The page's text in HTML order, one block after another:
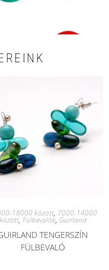
18000 között, 7000-14000
között, Fülbevalók, Guirland
TENGERSZÍN
FÜLBEVALÓ